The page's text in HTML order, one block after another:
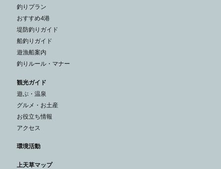
釣りプラン
おすすめ4港
堤防釣りガイド
船釣りガイド
遊漁船案内
釣りルール・マナー
観光ガイド
遊ぶ・温泉
グルメ・お土産
お役立ち情報
アクセス
環境活動
上天草マップ